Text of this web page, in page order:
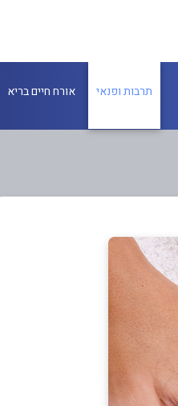
תרבות ופנאי אורח חיים בריא